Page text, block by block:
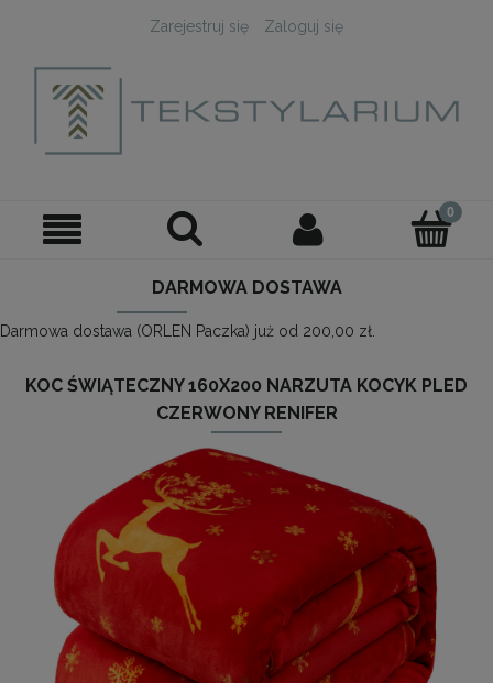
Zarejestruj się Zaloguj się
DARMOWA DOSTAWA
Darmowa dostawa (ORLEN Paczka) już od 200,00 zł.
KOC ŚWIĄTECZNY 160X200 NARZUTA KOCYK PLED
CZERWONY RENIFER